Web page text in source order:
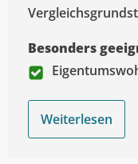
Besonders
Weiterlesen